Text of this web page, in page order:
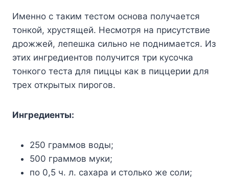
Именно с таким тестом основа получается
тонкой, хрустящей. Несмотря на присутствие
дрожжей, лепешка сильно не поднимается. Из
этих ингредиентов получится три кусочка
тонкого теста для пиццы как в пиццерии для
трех открытых пирогов.
Ингредиенты:
250 граммов воды;
500 граммов муки;
по 0,5 ч. л. сахара и столько же соли;